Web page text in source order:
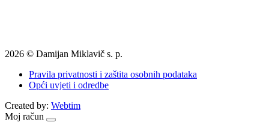
2026 © Damijan Miklavič s. p.
Pravila privatnosti i zaštita osobnih podataka
Opći uvjeti i odredbe
Created by: Webtim
Moj račun